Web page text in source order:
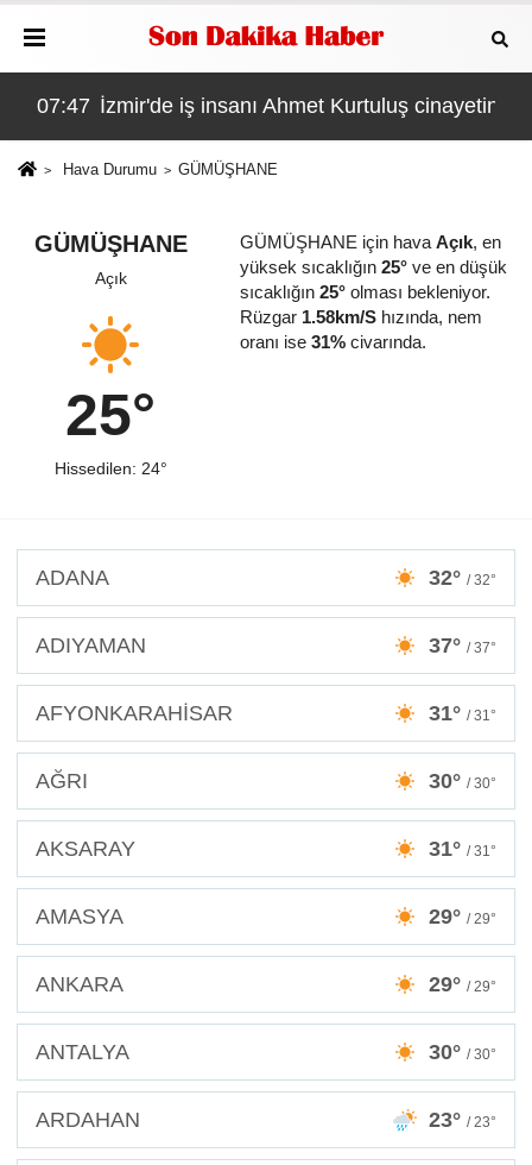
07:47 İzmir'de iş insanı Ahmet Kurtuluş cinayetinin
Hava Durumu GÜMÜŞHANE
GÜMÜŞHANE
Açık
25°
Hissedilen: 24°
GÜMÜŞHANE için hava Açık, en
yüksek sıcaklığın 25°ve en düşük
sıcaklığın 25°olması bekleniyor.
Rüzgar 1.58km/Shızında, nem
oranı ise 31%civarında.
ADANA 32° / 32°
ADIYAMAN 37° / 37°
AFYONKARAHİSAR 31° / 31°
AĞRI 30° / 30°
AKSARAY 31° / 31°
AMASYA 29° / 29°
ANKARA 29° / 29°
ANTALYA 30° / 30°
ARDAHAN 23° / 23°